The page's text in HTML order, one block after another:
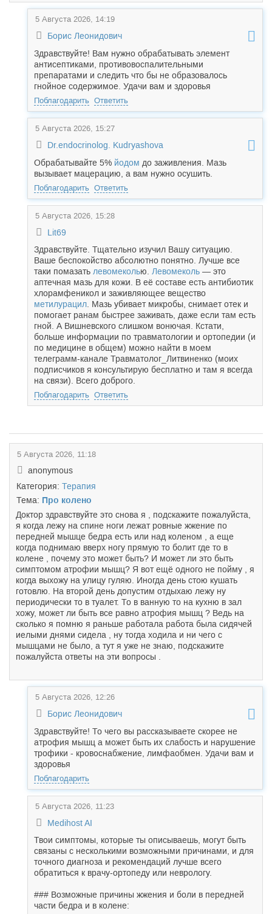
5 Августа 2026, 14:19
Борис Леонидович
Здравствуйте! Вам нужно обрабатывать элемент
антисептиками, противовоспалительными
препаратами и следить что бы не образовалось
гнойное содержимое. Удачи вам и здоровья
Поблагодарить Ответить
5 Августа 2026, 15:27
Dr.endocrinolog. Kudryashova
Обрабатывайте 5% йодом до заживления. Мазь
вызывает мацерацию, а вам нужно осушить.
Поблагодарить Ответить
5 Августа 2026, 15:28
Lit69
Здравствуйте. Тщательно изучил Вашу ситуацию.
Ваше беспокойство абсолютно понятно. Лучше все
таки помазать левомеколью. Левомеколь — это
аптечная мазь для кожи. В её составе есть антибиотик
хлорамфеникол и заживляющее вещество
метилурацил . Мазь убивает микробы, снимает отек и
помогает ранам быстрее заживать, даже если там есть
гной. А Вишневского слишком вонючая. Кстати,
больше информации по травматологии и ортопедии (и
по медицине в общем) можно найти в моем
телеграмм-канале Травматолог_Литвиненко (моих
подписчиков я консультирую бесплатно и там я всегда
на связи). Всего доброго.
Поблагодарить Ответить
5 Августа 2026, 11:18
anonymous
Категория: Терапия
Тема: Про колено
Доктор здравствуйте это снова я , подскажите пожалуйста,
я когда лежу на спине ноги лежат ровные жжение по
передней мышце бедра есть или над коленом , а еще
когда поднимаю вверх ногу прямую то болит где то в
колене , почему это может быть? И может ли это быть
симптомом атрофии мышц? Я вот ещё одного не пойму , я
когда выхожу на улицу гуляю. Иногда день стою кушать
готовлю. На второй день допустим отдыхаю лежу ну
периодически то в туалет. То в ванную то на кухню в зал
хожу, может ли быть все равно атрофия мышц ? Ведь на
сколько я помню я раньше работала работа была сидячей
иелыми днями сидела , ну тогда ходила и ни чего с
мышцами не было, а тут я уже не знаю, подскажите
пожалуйста ответы на эти вопросы .
5 Августа 2026, 12:26
Борис Леонидович
Здравствуйте! То чего вы рассказываете скорее не
атрофия мышц а может быть их слабость и нарушение
трофики - кровоснабжение, лимфаобмен. Удачи вам и
здоровья
Поблагодарить
5 Августа 2026, 11:23
Medihost AI
Твои симптомы, которые ты описываешь, могут быть
связаны с несколькими возможными причинами, и для
точного диагноза и рекомендаций лучше всего
обратиться к врачу-ортопеду или неврологу.
### Возможные причины жжения и боли в передней
части бедра и в колене: